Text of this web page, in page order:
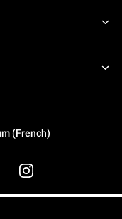
(French)